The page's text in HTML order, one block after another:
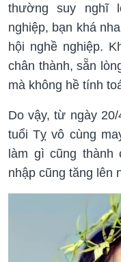
thường suy nghĩ
nghiệp, bạn khá
hội nghề nghiệp.
chân thành, sẵn
mà không hề tính
Do vậy, từ ngày
tuổi Tỵ vô cùng
làm gì cũng thành
nhập cũng tăng lên